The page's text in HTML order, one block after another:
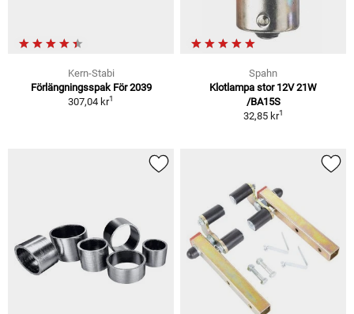
Kern-Stabi
Förlängningsspak För 2039
307,04 kr1
Spahn
Klotlampa stor 12V 21W
/BA15S
32,85 kr1